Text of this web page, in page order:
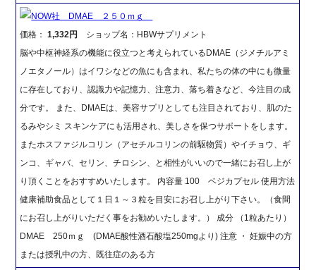
NOW社 DMAE ２５０ｍｇ
価格：1,332円
ショップ名：HBWサプリメント
脳や中枢神経系の機能に役立つと考えられているDMAE（ジメチルアミ
ノエタノール）はイワシなどの魚にも含まれ、私たちの体の中にも微量
に存在しており、認識力や記憶力、注意力、落ち着きなど、今注目の成
分です。 また、DMAEは、美容サプリとしても注目されており、肌のた
るみやシミ スキンケアにも活用され、美しさを保つサポートをします。
またホスファジルコリン（アセチルコリンの前駆物質）やイチョウ、ギ
ンコ、ギャバ、セリン、チロシン、と相性がいいので一緒にお召し上が
り頂くことをおすすめいたします。 内容量 100 ベジカプセル 使用方法
健康補助食品として１日１～３粒を目安にお召し上がり下さい。（食間
にお召し上がりいただく事をお勧めいたします。） 成分 （1粒あたり）
DMAE 250ｍｇ (DMAE酸性酒石酸塩250mgより) 注意 ・ 妊娠中の方
または授乳中の方、既往症のある方